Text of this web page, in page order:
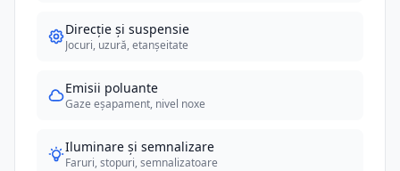
Direcție și suspensie
Jocuri, uzură, etanșeitate
Emisii poluante
Gaze eșapament, nivel noxe
Iluminare și semnalizare
Faruri, stopuri, semnalizatoare